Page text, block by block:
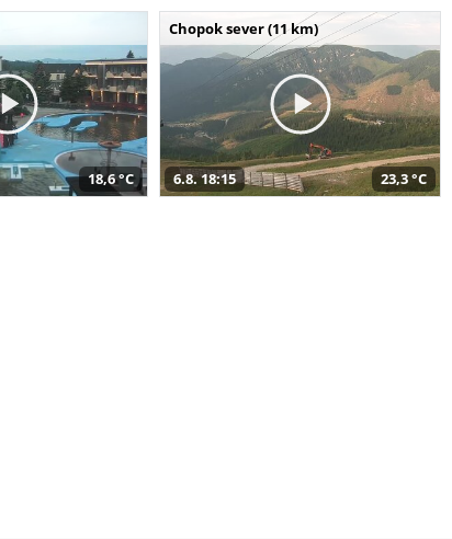
18,6 °C
Chopok sever (11 km)
6.8. 18:15 23,3 °C